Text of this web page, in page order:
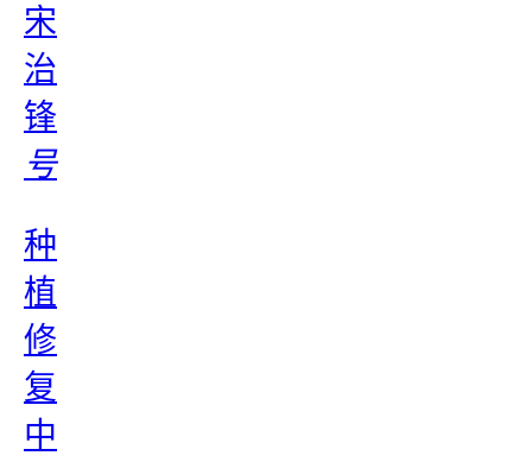
宋
治
锋
号
种
植
修
复
中